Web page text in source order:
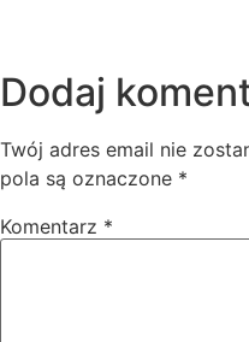
Dodaj
Twój adres email nie
pola są oznaczone *
Komentarz *